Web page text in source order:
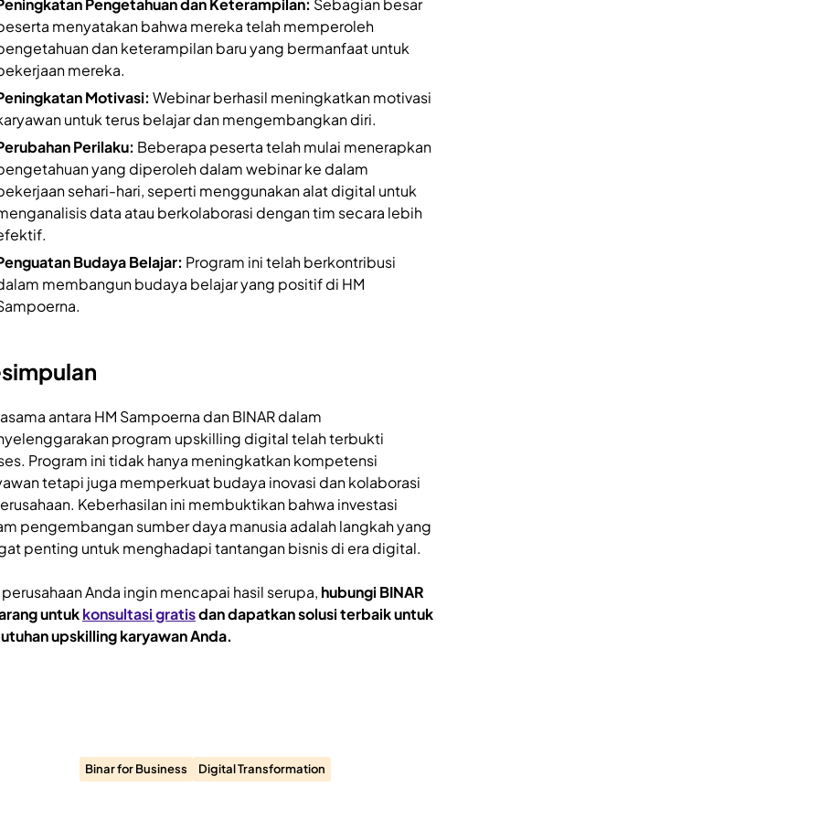
Pengetahuan dan Keterampilan: Sebagian besar
menyatakan bahwa mereka telah memperoleh
dan keterampilan baru yang bermanfaat untuk
mereka.
Motivasi: Webinar berhasil meningkatkan motivasi
untuk terus belajar dan mengembangkan diri.
Perilaku: Beberapa peserta telah mulai menerapkan
yang diperoleh dalam webinar ke dalam
sehari-hari, seperti menggunakan alat digital untuk
data atau berkolaborasi dengan tim secara lebih
Budaya Belajar: Program ini telah berkontribusi
membangun budaya belajar yang positif di HM
antara HM Sampoerna dan BINAR dalam
program upskilling digital telah terbukti
Program ini tidak hanya meningkatkan kompetensi
tetapi juga memperkuat budaya inovasi dan kolaborasi
Keberhasilan ini membuktikan bahwa investasi
pengembangan sumber daya manusia adalah langkah yang
penting untuk menghadapi tantangan bisnis di era digital.
perusahaan Anda ingin mencapai hasil serupa, hubungi BINAR
untukkonsultasi gratisdan dapatkan solusi terbaik untuk
upskilling karyawan Anda.
Binar for Business Digital Transformation